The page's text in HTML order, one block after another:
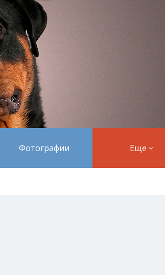
Фотографии Еще